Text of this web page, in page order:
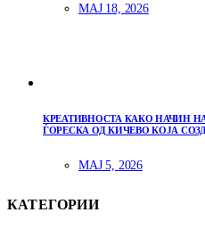
МАЈ 18, 2026
КРЕАТИВНОСТА КАКО НАЧИН
ЃОРЕСКА ОД КИЧЕВО КОЈА
МАЈ 5, 2026
КАТЕГОРИИ